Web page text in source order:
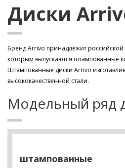
Диски
Бренд Arrivo принадлежит
которым выпускаются штампованные
Штампованные диски Arrivo
высококачественной стали.
Модельный ряд
штампованные